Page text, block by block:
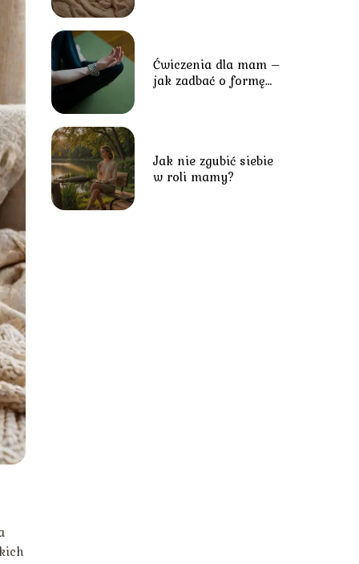
Ćwiczenia dla mam –
jak zadbać o formę
Jak nie zgubić siebie
w roli mamy?